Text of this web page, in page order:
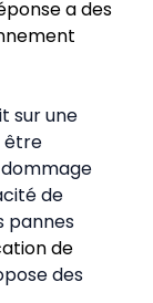
a des
sur une
être
de
pannes
de
des